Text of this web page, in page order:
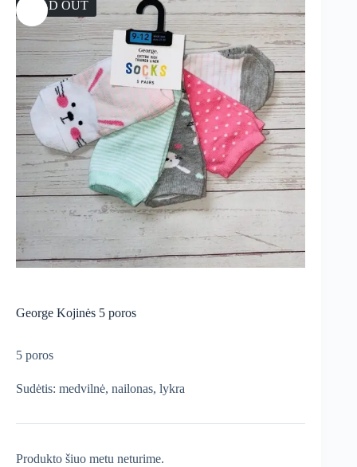
SOLD OUT
George Kojinės 5 poros
5 poros
Sudėtis: medvilnė, nailonas, lykra
Produkto šiuo metu neturime.